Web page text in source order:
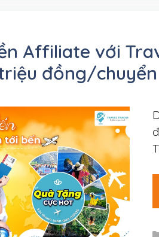
Affiliate với
đồng/